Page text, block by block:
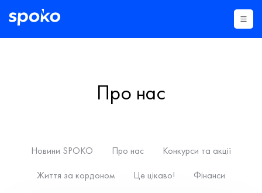
Про нас
Новини SPOKO Про нас
Конкурси та акції
Життя за кордоном
Це цікаво! Фінанси